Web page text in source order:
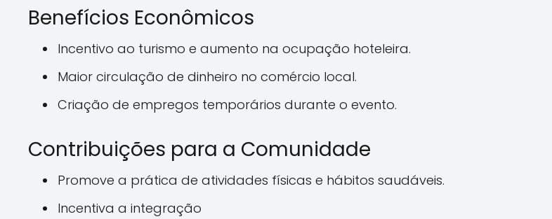
Benefícios Econômicos
Incentivo ao turismo e aumento na ocupação hoteleira.
Maior circulação de dinheiro no comércio local.
Criação de empregos temporários durante o evento.
Contribuições para a Comunidade
Promove a prática de atividades físicas e hábitos saudáveis.
Incentiva a integração